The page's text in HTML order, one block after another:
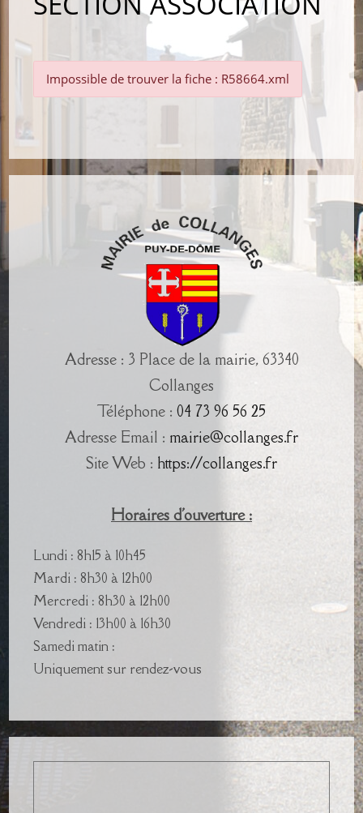
Impossible de trouver la fiche : R58664.xml
Adresse : 3 Place de la mairie, 63340
Collanges
Téléphone : 04 73 96 56 25
Adresse Email : mairie@collanges.fr
Site Web : https://collanges.fr
Horaires d'ouverture :
Lundi : 8h15 à 10h45
Mardi : 8h30 à 12h00
Mercredi : 8h30 à 12h00
Vendredi : 13h00 à 16h30
Samedi matin :
Uniquement sur rendez-vous